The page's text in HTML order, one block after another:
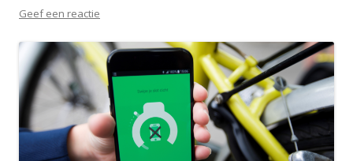
Geef een reactie